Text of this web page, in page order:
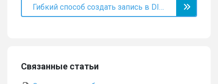
Гибкий способ создать запись в DIKIDI
Связанные статьи